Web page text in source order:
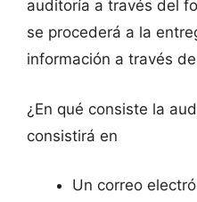
auditoría a través del
se procederá a la
información a través
¿En qué consiste la
consistirá en
Un correo